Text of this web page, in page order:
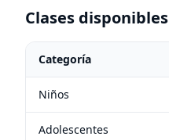
Clases disponibles
Categoría
Niños
Adolescentes